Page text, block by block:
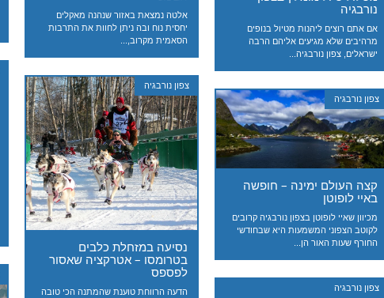
אלטה נמצאת באזור שנהנה מאקלים
יחסית נוח ובה ניתן לחוות את התרבות
הסאמית מקרוב,...
נורבגיה
אם אתם רוצים ליהנות מטיול בנופים
מרהיבים שלא מגיעים אליהם הרבה
ישראלים, צפון נורבגיה...
צפון נורבגיה
נסיעה במזחלת כלבים
בטרומסו – אטרקציה שאסור
לפספס
הדעה הרווחת טוענת שהמתנה הכי טובה
צפון נורבגיה
קצה העולם ימינה – חופשה
באיי לופוטן
מכיוון שאיי לופוטן בצפון נורבגיה קרובים
לקוטב הצפוני המשמעות היא שבחודשי
החורף שעות האור הן...
צפון נורבגיה